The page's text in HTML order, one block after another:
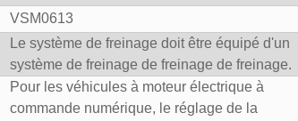
VSM0613
Le système de freinage doit être équipé d'un
système de freinage de freinage de freinage.
Pour les véhicules à moteur électrique à
commande numérique, le réglage de la